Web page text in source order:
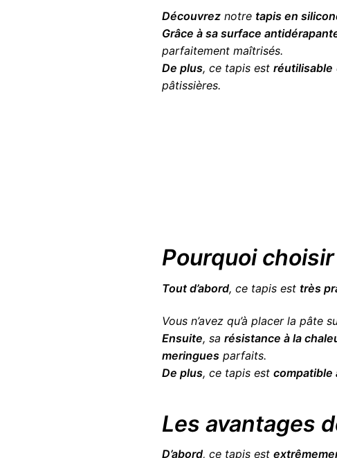
Découvreznotre tapis en
Grâce à sa surface
parfaitement maîtrisés.
De plus, ce tapis est réutilisable
pâtissières.
Pourquoi
Tout d’abord, ce tapis est très
Vous n’avez qu’à placer la
Ensuite, sa résistance à la
meringuesparfaits.
De plus, ce tapis est compatible
Les avantages
D’abord, ce tapis est